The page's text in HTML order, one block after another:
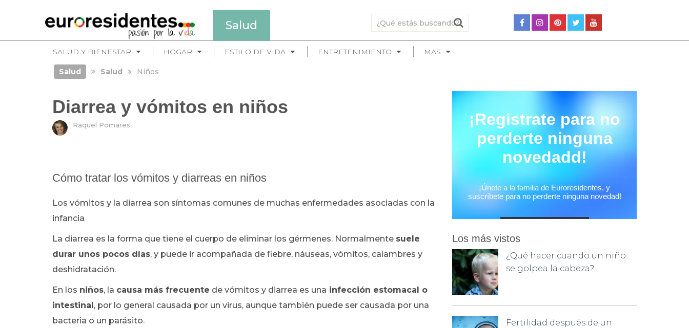
Salud
SALUD Y BIENESTAR HOGAR ESTILO DE VIDA ENTRETENIMIENTO MAS
Salud Salud Niños
Diarrea y vómitos en niños
Raquel Pomares
Cómo tratar los vómitos y diarreas en niños
Los vómitos y la diarrea son síntomas comunes de muchas enfermedades asociadas con la
infancia
La diarrea es la forma que tiene el cuerpo de eliminar los gérmenes. Normalmente suele
durar unos pocos días, y puede ir acompañada de fiebre, náuseas, vómitos, calambres y
deshidratación.
En los niños, la causa más frecuente de vómitos y diarrea es una infección estomacal o
intestinal, por lo general causada por un virus, aunque también puede ser causada por una
bacteria o un parásito.
Los más vistos
¿Qué hacer cuando un niño
se golpea la cabeza?
Fertilidad después de un